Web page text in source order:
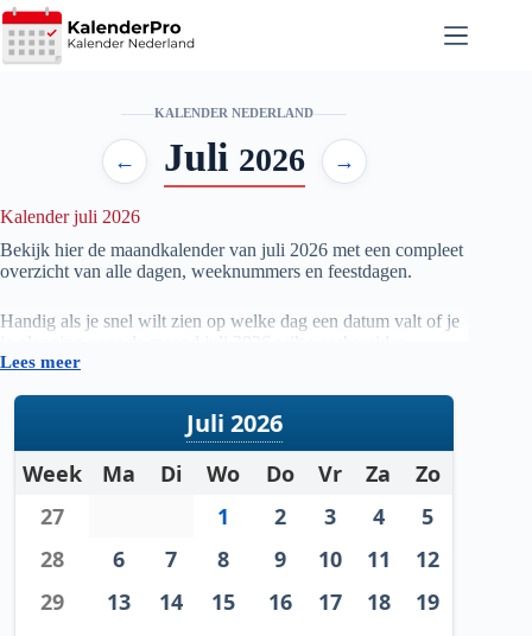
Ga
naar
de
KALENDER NEDERLAND
← Juli 2026 →
Kalender juli 2026
Bekijk hier de maandkalender van juli 2026 met een compleet
overzicht van alle dagen, weeknummers en feestdagen.
Handig als je snel wilt zien op welke dag een datum valt of je
je planning voor de maand juli
wilt voorbereiden.
Lees meer
Juli 2026
Week Ma Di Wo Do Vr Za
Zo
27
1 2 3 4
5
28
6 7 8 9 10 11
12
29
13 14 15 16 17 18
19